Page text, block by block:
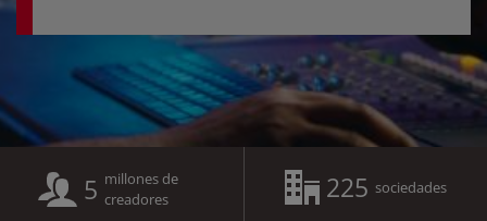
5 millones de
creadores
225 sociedades